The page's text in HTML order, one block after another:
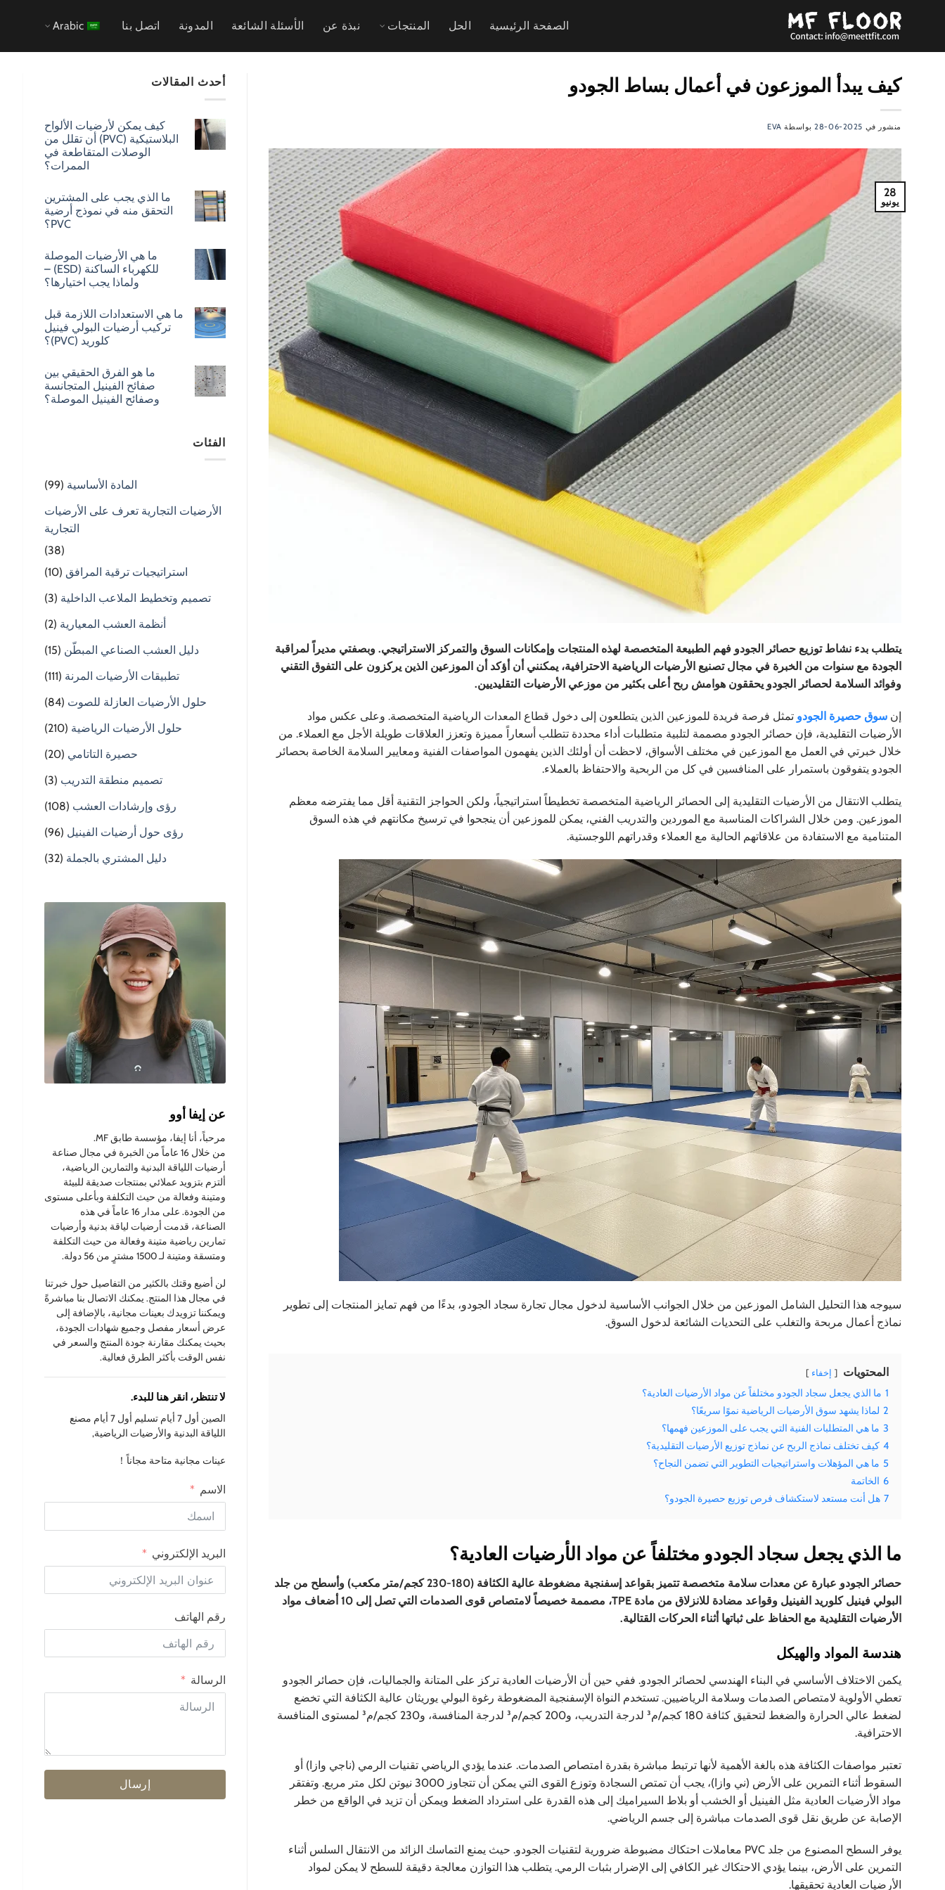
الصفحة الرئيسية الحل المنتجات نبذة عن الأسئلة الشائعة المدونة اتصل بنا Arabic
كيف يبدأ الموزعون في أعمال بساط الجودو
منشور في 2025-06-28 بواسطة EVA
28
يونيو
يتطلب بدء نشاط توزيع حصائر الجودو فهم الطبيعة المتخصصة لهذه المنتجات وإمكانات السوق والتمركز الاستراتيجي. وبصفتي مديراً لمراقبة
الجودة مع سنوات من الخبرة في مجال تصنيع الأرضيات الرياضية الاحترافية، يمكنني أن أؤكد أن الموزعين الذين يركزون على التفوق التقني
وفوائد السلامة لحصائر الجودو يحققون هوامش ربح أعلى بكثير من موزعي الأرضيات التقليديين.
إن سوق حصيرة الجودو تمثل فرصة فريدة للموزعين الذين يتطلعون إلى دخول قطاع المعدات الرياضية المتخصصة. وعلى عكس مواد
الأرضيات التقليدية، فإن حصائر الجودو مصممة لتلبية متطلبات أداء محددة تتطلب أسعاراً مميزة وتعزز العلاقات طويلة الأجل مع العملاء. من
خلال خبرتي في العمل مع الموزعين في مختلف الأسواق، لاحظت أن أولئك الذين يفهمون المواصفات الفنية ومعايير السلامة الخاصة بحصائر
الجودو يتفوقون باستمرار على المنافسين في كل من الربحية والاحتفاظ بالعملاء.
يتطلب الانتقال من الأرضيات التقليدية إلى الحصائر الرياضية المتخصصة تخطيطاً استراتيجياً، ولكن الحواجز التقنية أقل مما يفترضه معظم
الموزعين. ومن خلال الشراكات المناسبة مع الموردين والتدريب الفني، يمكن للموزعين أن ينجحوا في ترسيخ مكانتهم في هذه السوق
المتنامية مع الاستفادة من علاقاتهم الحالية مع العملاء وقدراتهم اللوجستية.
سيوجه هذا التحليل الشامل الموزعين من خلال الجوانب الأساسية لدخول مجال تجارة سجاد الجودو، بدءًا من فهم تمايز المنتجات إلى تطوير
نماذج أعمال مربحة والتغلب على التحديات الشائعة لدخول السوق.
المحتويات إخفاء
1 ما الذي يجعل سجاد الجودو مختلفاً عن مواد الأرضيات العادية؟
2 لماذا يشهد سوق الأرضيات الرياضية نموًا سريعًا؟
3 ما هي المتطلبات الفنية التي يجب على الموزعين فهمها؟
4 كيف تختلف نماذج الربح عن نماذج توزيع الأرضيات التقليدية؟
5 ما هي المؤهلات واستراتيجيات التطوير التي تضمن النجاح؟
6 الخاتمة
7 هل أنت مستعد لاستكشاف فرص توزيع حصيرة الجودو؟
ما الذي يجعل سجاد الجودو مختلفاً عن مواد الأرضيات العادية؟
حصائر الجودو عبارة عن معدات سلامة متخصصة تتميز بقواعد إسفنجية مضغوطة عالية الكثافة (180-230 كجم/متر مكعب) وأسطح من جلد
البولي فينيل كلوريد الفينيل وقواعد مضادة للانزلاق من مادة TPE، مصممة خصيصاً لامتصاص قوى الصدمات التي تصل إلى 10 أضعاف مواد
الأرضيات التقليدية مع الحفاظ على ثباتها أثناء الحركات القتالية.
هندسة المواد والهيكل
يكمن الاختلاف الأساسي في البناء الهندسي لحصائر الجودو. ففي حين أن الأرضيات العادية تركز على المتانة والجماليات، فإن حصائر الجودو
تعطي الأولوية لامتصاص الصدمات وسلامة الرياضيين. تستخدم النواة الإسفنجية المضغوطة رغوة البولي يوريثان عالية الكثافة التي تخضع
لضغط عالي الحرارة والضغط لتحقيق كثافة 180 كجم/م³ لدرجة التدريب، و200 كجم/م³ لدرجة المنافسة، و230 كجم/م³ لمستوى المنافسة
الاحترافية.
تعتبر مواصفات الكثافة هذه بالغة الأهمية لأنها ترتبط مباشرة بقدرة امتصاص الصدمات. عندما يؤدي الرياضي تقنيات الرمي (ناجي وازا) أو
السقوط أثناء التمرين على الأرض (ني وازا)، يجب أن تمتص السجادة وتوزع القوى التي يمكن أن تتجاوز 3000 نيوتن لكل متر مربع. وتفتقر
مواد الأرضيات العادية مثل الفينيل أو الخشب أو بلاط السيراميك إلى هذه القدرة على استرداد الضغط ويمكن أن تزيد في الواقع من خطر
الإصابة عن طريق نقل قوى الصدمات مباشرة إلى جسم الرياضي.
يوفر السطح المصنوع من جلد PVC معاملات احتكاك مضبوطة ضرورية لتقنيات الجودو. حيث يمنع التماسك الزائد من الانتقال السلس أثناء
التمرين على الأرض، بينما يؤدي الاحتكاك غير الكافي إلى الإضرار بثبات الرمي. يتطلب هذا التوازن معالجة دقيقة للسطح لا يمكن لمواد
الأرضيات العادية تحقيقها.
أحدث المقالات
كيف يمكن لأرضيات الألواح
البلاستيكية (PVC) أن تقلل من
الوصلات المتقاطعة في
الممرات؟
ما الذي يجب على المشترين
التحقق منه في نموذج أرضية
PVC؟
ما هي الأرضيات الموصلة
للكهرباء الساكنة (ESD) –
ولماذا يجب اختيارها؟
ما هي الاستعدادات اللازمة قبل
تركيب أرضيات البولي فينيل
كلوريد (PVC)؟
ما هو الفرق الحقيقي بين
صفائح الفينيل المتجانسة
وصفائح الفينيل الموصلة؟
الفئات
المادة الأساسية (99)
الأرضيات التجارية تعرف على الأرضيات
التجارية
(38)
استراتيجيات ترقية المرافق (10)
تصميم وتخطيط الملاعب الداخلية (3)
أنظمة العشب المعيارية (2)
دليل العشب الصناعي المبطّن (15)
تطبيقات الأرضيات المرنة (111)
حلول الأرضيات العازلة للصوت (84)
حلول الأرضيات الرياضية (210)
حصيرة التاتامي (20)
تصميم منطقة التدريب (3)
رؤى وإرشادات العشب (108)
رؤى حول أرضيات الفينيل (96)
دليل المشتري بالجملة (32)
عن إيفا أوو
مرحباً، أنا إيفا، مؤسسة طابق MF.
من خلال 16 عاماً من الخبرة في مجال صناعة
أرضيات اللياقة البدنية والتمارين الرياضية،
ألتزم بتزويد عملائي بمنتجات صديقة للبيئة
ومتينة وفعالة من حيث التكلفة وبأعلى مستوى
من الجودة. على مدار 16 عاماً في هذه
الصناعة، قدمت أرضيات لياقة بدنية وأرضيات
تمارين رياضية متينة وفعالة من حيث التكلفة
ومتسقة ومتينة لـ 1500 مشترٍ من 56 دولة.
لن أضيع وقتك بالكثير من التفاصيل حول خبرتنا
في مجال هذا المنتج. يمكنك الاتصال بنا مباشرةً
ويمكننا تزويدك بعينات مجانية، بالإضافة إلى
عرض أسعار مفصل وجميع شهادات الجودة،
بحيث يمكنك مقارنة جودة المنتج والسعر في
نفس الوقت بأكثر الطرق فعالية.
لا تنتظر، انقر هنا للبدء.
الصين أول 7 أيام تسليم أول 7 أيام مصنع
اللياقة البدنية والأرضيات الرياضية,
عينات مجانية متاحة مجاناً！
الاسم
البريد الإلكتروني
رقم الهاتف
الرسالة
إرسال